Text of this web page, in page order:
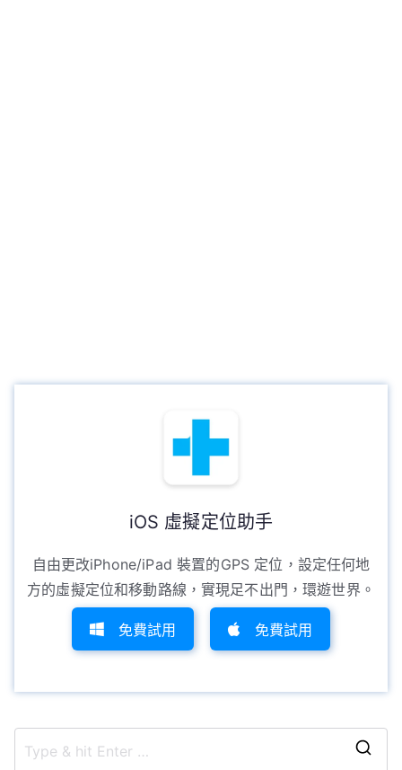
iOS 虛擬定位助手
自由更改iPhone/iPad 裝置的GPS 定位，設定任何地
方的虛擬定位和移動路線，實現足不出門，環遊世界。
免費試用 免費試用